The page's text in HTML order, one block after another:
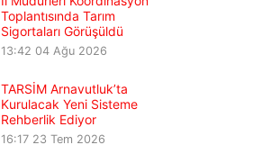
Toplantısında Tarım
Sigortaları Görüşüldü
13:42 04 Ağu 2026
TARSİM Arnavutluk’ta
Kurulacak Yeni Sisteme
Rehberlik Ediyor
16:17 23 Tem 2026